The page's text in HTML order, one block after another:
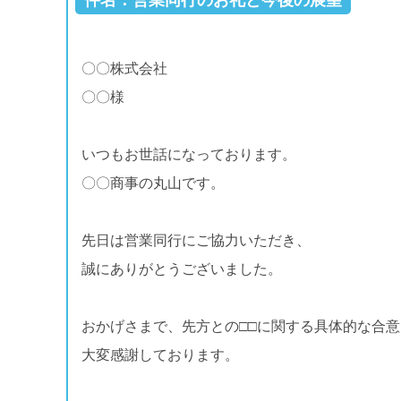
〇〇株式会社
〇〇様
いつもお世話になっております。
〇〇商事の丸山です。
先日は営業同行にご協力いただき、
誠にありがとうございました。
おかげさまで、先方との□□に関する具体的な合意
大変感謝しております。